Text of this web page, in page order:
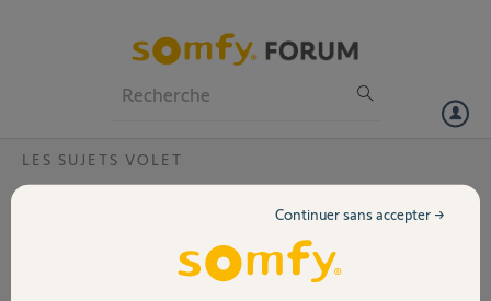
Volet
LES SUJETS VOLET
Équipement non reconnuContinuer sans accepter →